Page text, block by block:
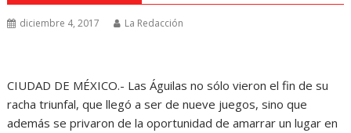
diciembre 4, 2017 La Redacción
CIUDAD DE MÉXICO.- Las Águilas no sólo vieron el fin de su
racha triunfal, que llegó a ser de nueve juegos, sino que
además se privaron de la oportunidad de amarrar un lugar en